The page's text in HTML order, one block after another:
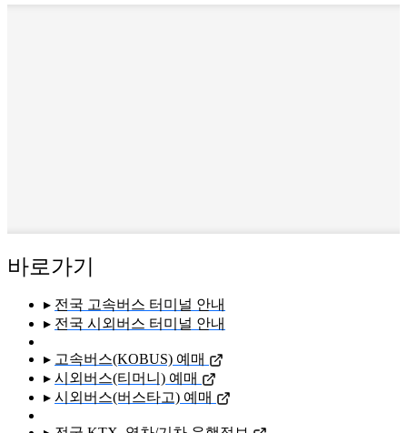
바로가기
▸ 전국 고속버스 터미널 안내
▸ 전국 시외버스 터미널 안내
▸ 고속버스(KOBUS) 예매
▸ 시외버스(티머니) 예매
▸ 시외버스(버스타고) 예매